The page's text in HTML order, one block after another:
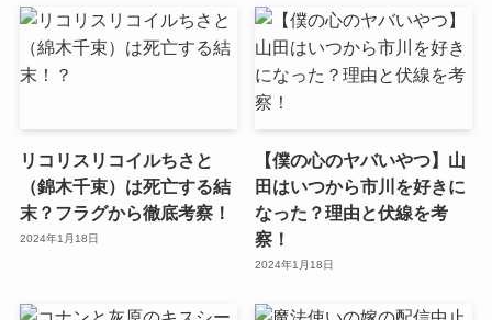
リコリスリコイルちさと
（錦木千束）は死亡する結
末？フラグから徹底考察！
2024年1月18日
【僕の心のヤバいやつ】山
田はいつから市川を好きに
なった？理由と伏線を考
察！
2024年1月18日